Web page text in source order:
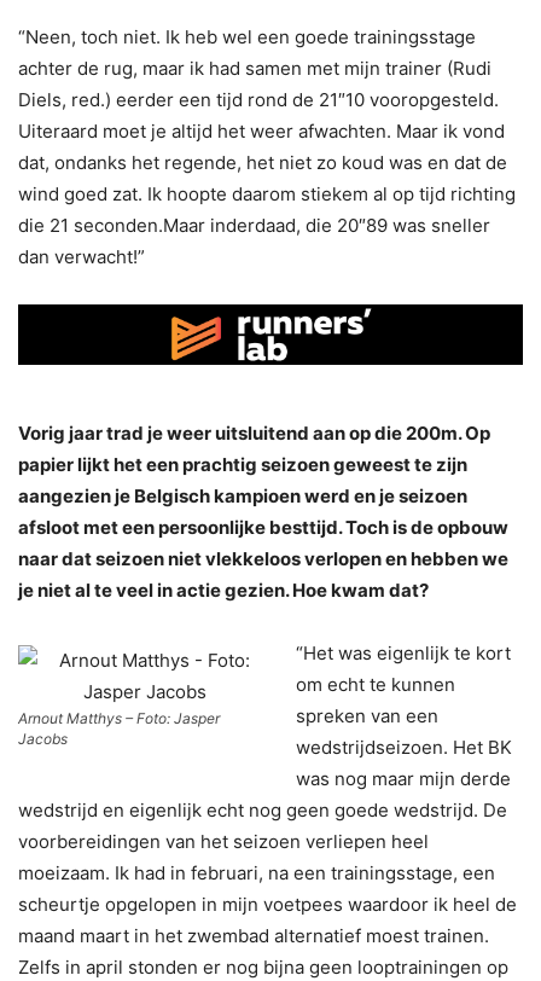
“Neen, toch niet. Ik heb wel een goede trainingsstage
achter de rug, maar ik had samen met mijn trainer (Rudi
Diels, red.) eerder een tijd rond de 21″10 vooropgesteld.
Uiteraard moet je altijd het weer afwachten. Maar ik vond
dat, ondanks het regende, het niet zo koud was en dat de
wind goed zat. Ik hoopte daarom stiekem al op tijd richting
die 21 seconden.Maar inderdaad, die 20″89 was sneller
dan verwacht!”
Vorig jaar trad je weer uitsluitend aan op die 200m. Op
papier lijkt het een prachtig seizoen geweest te zijn
aangezien je Belgisch kampioen werd en je seizoen
afsloot met een persoonlijke besttijd. Toch is de opbouw
naar dat seizoen niet vlekkeloos verlopen en hebben we
je niet al te veel in actie gezien. Hoe kwam dat?
Arnout Matthys – Foto: Jasper
Jacobs
“Het was eigenlijk te kort
om echt te kunnen
spreken van een
wedstrijdseizoen. Het BK
was nog maar mijn derde
wedstrijd en eigenlijk echt nog geen goede wedstrijd. De
voorbereidingen van het seizoen verliepen heel
moeizaam. Ik had in februari, na een trainingsstage, een
scheurtje opgelopen in mijn voetpees waardoor ik heel de
maand maart in het zwembad alternatief moest trainen.
Zelfs in april stonden er nog bijna geen looptrainingen op